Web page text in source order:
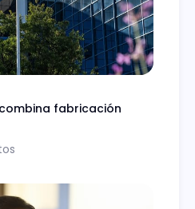
fabricación